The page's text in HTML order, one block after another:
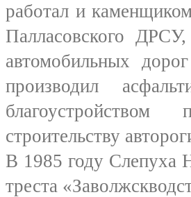
работал и
Палласовского
автомобильных
производил
строительству
В 1985 году Слепуха
треста